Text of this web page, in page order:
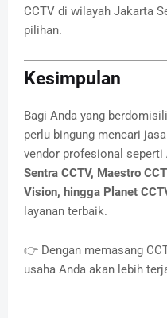
CCTV di wilayah Jakarta
pilihan.
Kesimpulan
Bagi Anda yang
perlu bingung mencari
vendor profesional seperti
Sentra CCTV, Maestro
Vision, hingga Planet
layanan terbaik.
👉 Dengan memasang
usaha Anda akan lebih